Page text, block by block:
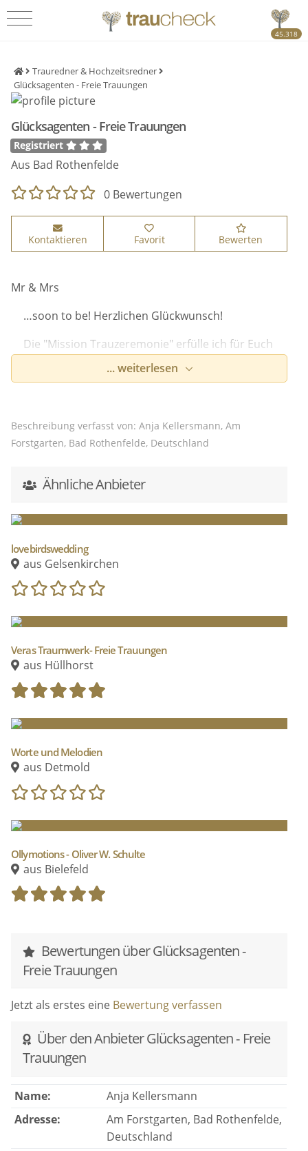
45.318
Trauredner & Hochzeitsredner
Glücksagenten - Freie Trauungen
Glücksagenten - Freie Trauungen
Registriert
Aus Bad Rothenfelde
0 Bewertungen
Kontaktieren Favorit Bewerten
Mr & Mrs
…soon to be! Herzlichen Glückwunsch!
Die "Mission Trauzeremonie" erfülle ich für Euch
spannend, emotional, durchweg unterhaltsam
und ein unvergessliches Erlebnis. Versprochen!
... weiterlesen
Beschreibung verfasst von: Anja Kellersmann, Am
Forstgarten, Bad Rothenfelde, Deutschland
Ähnliche Anbieter
lovebirdswedding
aus Gelsenkirchen
Veras Traumwerk- Freie Trauungen
aus Hüllhorst
Worte und Melodien
aus Detmold
Ollymotions - Oliver W. Schulte
aus Bielefeld
Bewertungen über Glücksagenten -
Freie Trauungen
Jetzt als erstes eine Bewertung verfassen
Über den Anbieter Glücksagenten - Freie
Trauungen
Name:
Anja Kellersmann
Adresse:
Am Forstgarten, Bad Rothenfelde,
Deutschland